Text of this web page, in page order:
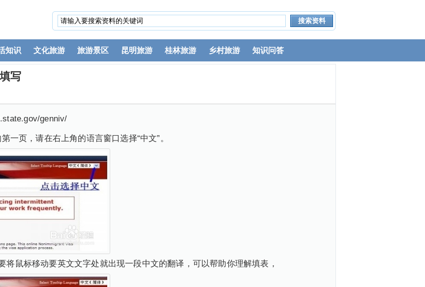
知识 文化旅游 旅游景区 昆明旅游 桂林旅游 乡村旅游 知识问答
写
genniv/
一页，请在右上角的语言窗口选择“中文”。
将鼠标移动要英文文字处就出现一段中文的翻译，可以帮助你理解填表，